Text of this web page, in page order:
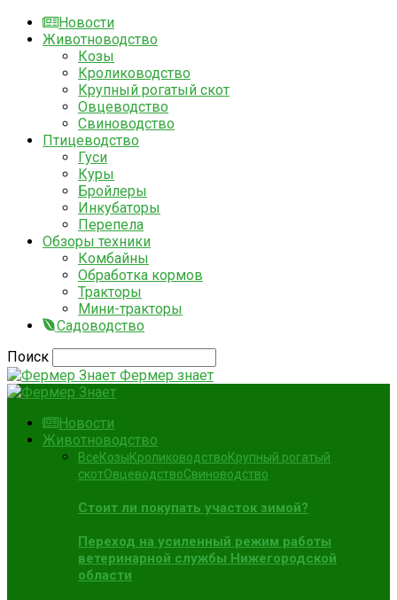
Новости
Животноводство
Козы
Кролиководство
Крупный рогатый скот
Овцеводство
Свиноводство
Птицеводство
Гуси
Куры
Бройлеры
Инкубаторы
Перепела
Обзоры техники
Комбайны
Обработка кормов
Тракторы
Мини-тракторы
Садоводство
Поиск
Фермер знает
Новости
Животноводство
ВсеКозыКролиководствоКрупный рогатый
скотОвцеводствоСвиноводство
Стоит ли покупать участок зимой?
Переход на усиленный режим работы
ветеринарной службы Нижегородской
области